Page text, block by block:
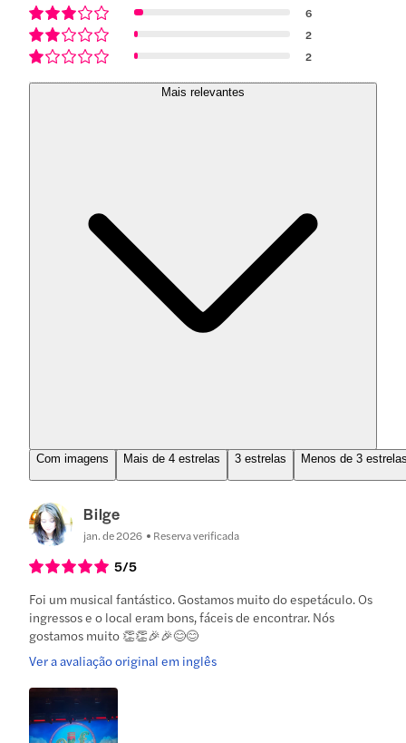
6
2
2
Mais relevantes
Com imagens Mais de 4 estrelas 3 estrelas Menos de 3
Bilge
jan. de 2026 Reserva verificada
5/5
Foi um musical fantástico. Gostamos muito do espetáculo. Os
ingressos e o local eram bons, fáceis de encontrar. Nós
gostamos muito 👏👏🎉🎉😊😊
Ver a avaliação original em inglês